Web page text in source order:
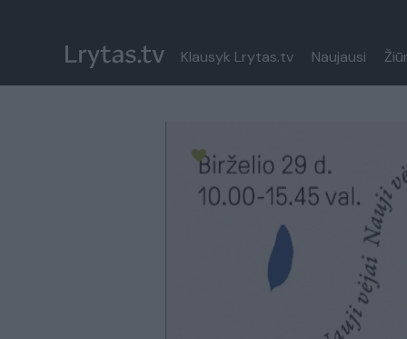
Klausyk Lrytas.tv Naujausi
Paremkite Ukrainą